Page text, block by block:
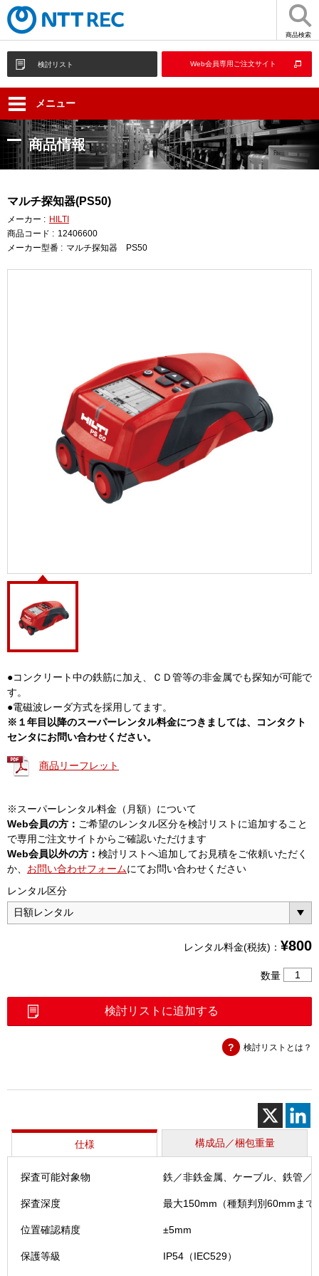
商品検索
検討リスト Web会員専用ご注文サイト
メニュー
商品情報
マルチ探知器(PS50)
メーカー : HILTI
商品コード : 12406600
メーカー型番 : マルチ探知器 PS50
●コンクリート中の鉄筋に加え、ＣＤ管等の非金属でも探知が可能で
す。
●電磁波レーダ方式を採用してます。
※１年目以降のスーパーレンタル料金につきましては、コンタクト
センタにお問い合わせください。
商品リーフレット
※スーパーレンタル料金（月額）について
Web会員の方： ご希望のレンタル区分を検討リストに追加すること
で専用ご注文サイトからご確認いただけます
Web会員以外の方： 検討リストへ追加してお見積をご依頼いただく
か、 お問い合わせフォームにてお問い合わせください
レンタル区分
レンタル料金(税抜)： ¥800
数量
器
検討リストに追加する
検討リストとは？
仕様 構成品／梱包重量
探査可能対象物 鉄／非鉄金属、ケーブル、鉄管／
探査深度 最大150mm（種類判別60mmまで
位置確認精度 ±5mm
保護等級 IP54（IEC529）